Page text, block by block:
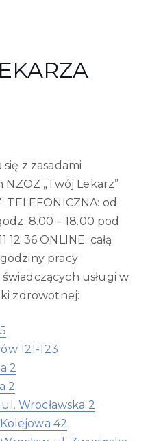
z zasadami
„Twój Lekarz”
od
8.00 – 18.00 pod
36 ONLINE: całą
pracy
usługi w
zdrowotnej:
121-123
2
2
Wrocławska 2
42